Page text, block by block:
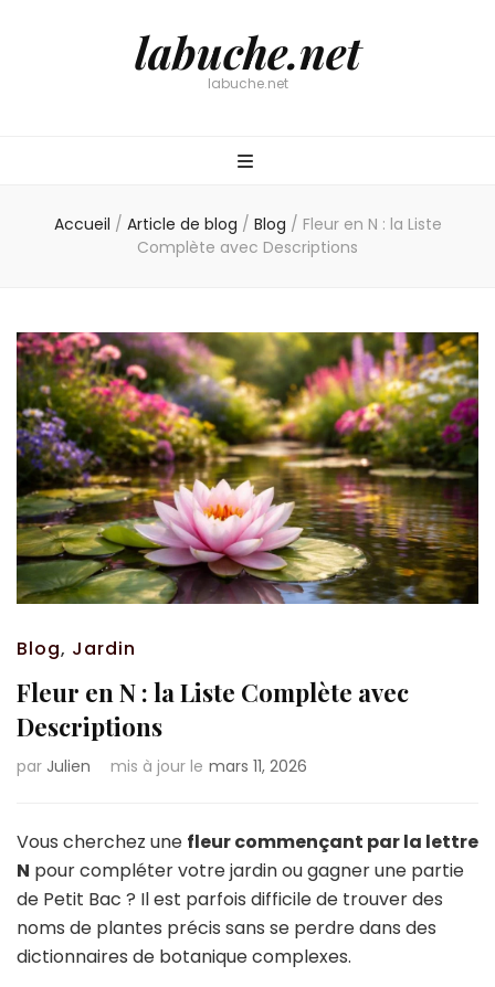
labuche.net
labuche.net
Accueil / Article de blog / Blog / Fleur en N : la Liste
Complète avec Descriptions
Blog, Jardin
Fleur en N : la Liste Complète avec
Descriptions
par Julien mis à jour le mars 11, 2026
Vous cherchez une fleur commençant par la lettre
N pour compléter votre jardin ou gagner une partie
de Petit Bac ? Il est parfois difficile de trouver des
noms de plantes précis sans se perdre dans des
dictionnaires de botanique complexes.